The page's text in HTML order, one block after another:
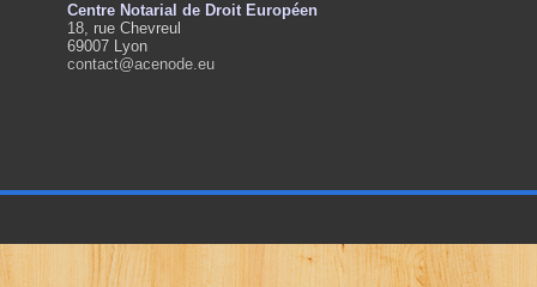
Centre Notarial de Droit Européen
18, rue Chevreul
69007 Lyon
contact@acenode.eu